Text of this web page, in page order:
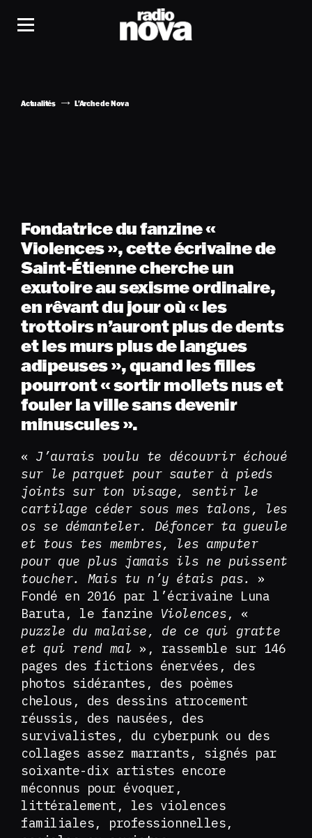
Actualités L'Arche de Nova
Fondatrice du fanzine «
Violences », cette écrivaine de
Saint-Étienne cherche un
exutoire au sexisme ordinaire,
en rêvant du jour où « les
trottoirs n’auront plus de dents
et les murs plus de langues
adipeuses », quand les filles
pourront « sortir mollets nus et
fouler la ville sans devenir
minuscules ».
« J’aurais voulu te découvrir échoué
sur le parquet pour sauter à pieds
joints sur ton visage, sentir le
cartilage céder sous mes talons, les
os se démanteler. Défoncer ta gueule
et tous tes membres, les amputer
pour que plus jamais ils ne puissent
toucher. Mais tu n’y étais pas. »
Fondé en 2016 par l’écrivaine Luna
Baruta, le fanzine Violences, «
puzzle du malaise, de ce qui gratte
et qui rend mal », rassemble sur 146
pages des fictions énervées, des
photos sidérantes, des poèmes
chelous, des dessins atrocement
réussis, des nausées, des
survivalistes, du cyberpunk ou des
collages assez marrants, signés par
soixante-dix artistes encore
méconnus pour évoquer,
littéralement, les violences
familiales, professionnelles,